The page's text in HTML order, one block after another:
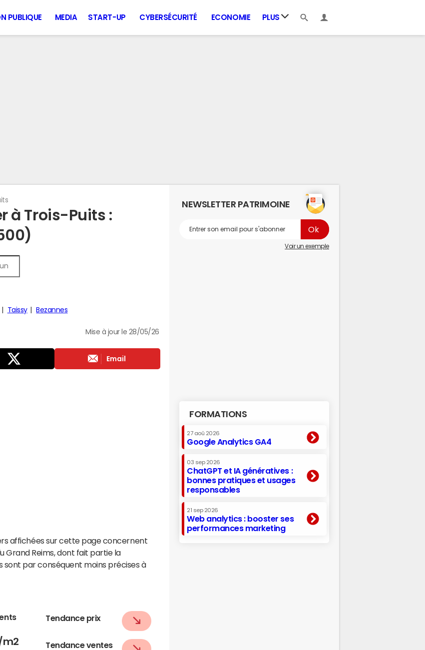
PUBLIQUE MEDIA START-UP CYBERSÉCURITÉ ECONOMIE PLUS
à Trois-Puits :
Taissy Bezannes
Mise à jour le 28/05/26
Email
affichées sur cette page concernent
Grand Reims, dont fait partie la
sont par conséquent moins précises à
Tendance prix
Tendance ventes
NEWSLETTER PATRIMOINE
Voir un exemple
FORMATIONS
27 aoû 2026
Google Analytics GA4
03 sep 2026
ChatGPT et IA génératives :
bonnes pratiques et usages
responsables
21 sep 2026
Web analytics : booster ses
performances marketing